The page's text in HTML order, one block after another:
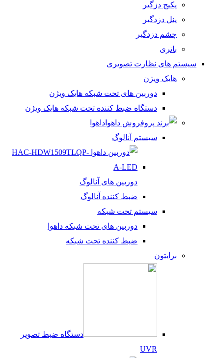
پکیج دزگیر
پنل دزدگیر
چشم دزدگیر
باتری
سیستم های نظارت تصویری
هایک ویژن
دوربین های تحت شبکه هایک ویژن
دستگاه ضبط کننده تحت شبکه هایک ویژن
داهوا
سیستم آنالوگ
دوربین های آنالوگ
ضبط کننده آنالوگ
سیستم تحت شبکه
دوربین های تحت شبکه داهوا
ضبط کننده تحت شبکه
برایتون
دستگاه ضبط تصویر
UVR